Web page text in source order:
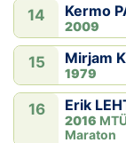
14 Kermo
2009
15 Mirjam
1979
16 Erik
2016
Maraton